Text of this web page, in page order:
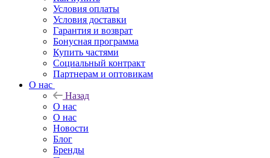
Условия оплаты
Условия доставки
Гарантия и возврат
Бонусная программа
Купить частями
Социальный контракт
Партнерам и оптовикам
О нас
Назад
О нас
О нас
Новости
Блог
Бренды